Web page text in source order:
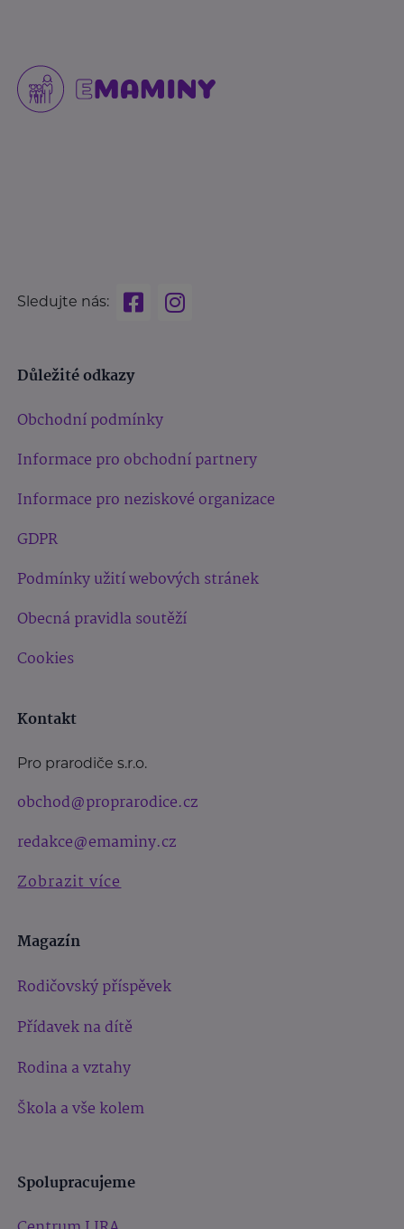
Sledujte nás:
Důležité odkazy
Obchodní podmínky
Informace pro obchodní partnery
Informace pro neziskové organizace
GDPR
Podmínky užití webových stránek
Obecná pravidla soutěží
Cookies
Kontakt
Pro prarodiče s.r.o.
obchod@proprarodice.cz
redakce@emaminy.cz
Zobrazit více
Magazín
Rodičovský příspěvek
Přídavek na dítě
Rodina a vztahy
Škola a vše kolem
Spolupracujeme